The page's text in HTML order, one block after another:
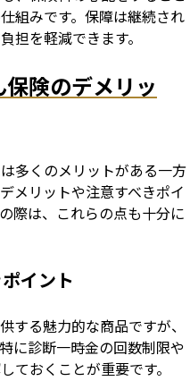
組みです。保障は継続され
担を軽減できます。
険のデメリッ
多くのメリットがある一方
メリットや注意すべきポイ
際は、これらの点も十分に
イント
する魅力的な商品ですが、
に診断一時金の回数制限や
ておくことが重要です。